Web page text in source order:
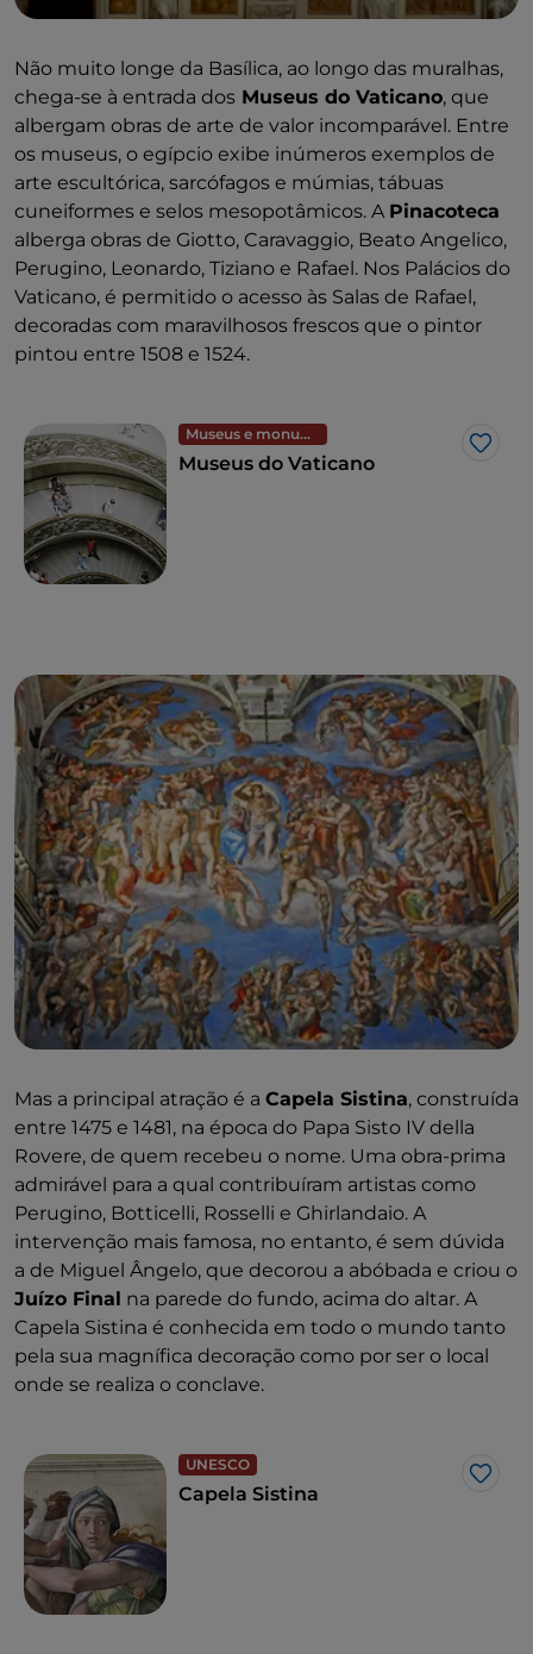
Não muito longe da Basílica, ao longo das muralhas,
chega-se à entrada dos Museus do Vaticano, que
albergam obras de arte de valor incomparável. Entre
os museus, o egípcio exibe inúmeros exemplos de
arte escultórica, sarcófagos e múmias, tábuas
cuneiformes e selos mesopotâmicos. A Pinacoteca
alberga obras de Giotto, Caravaggio, Beato Angelico,
Perugino, Leonardo, Tiziano e Rafael. Nos Palácios do
Vaticano, é permitido o acesso às Salas de Rafael,
decoradas com maravilhosos frescos que o pintor
pintou entre 1508 e 1524.
Museus e monumentos
Museus do Vaticano
Mas a principal atração é a Capela Sistina, construída
entre 1475 e 1481, na época do Papa Sisto IV della
Rovere, de quem recebeu o nome. Uma obra-prima
admirável para a qual contribuíram artistas como
Perugino, Botticelli, Rosselli e Ghirlandaio. A
intervenção mais famosa, no entanto, é sem dúvida
a de Miguel Ângelo, que decorou a abóbada e criou o
Juízo Final na parede do fundo, acima do altar. A
Capela Sistina é conhecida em todo o mundo tanto
pela sua magnífica decoração como por ser o local
onde se realiza o conclave.
UNESCO
Capela Sistina